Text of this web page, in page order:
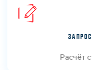
Расчёт